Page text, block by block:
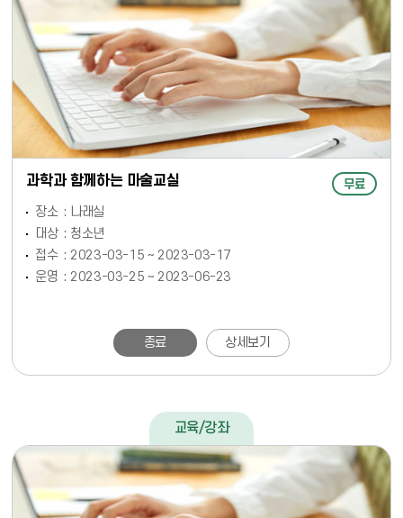
과학과 함께하는 마술교실 무료
장소
나래실
대상
청소년
접수
2023-03-15 ~ 2023-03-17
운영
2023-03-25 ~ 2023-06-23
종료 상세보기
교육/강좌